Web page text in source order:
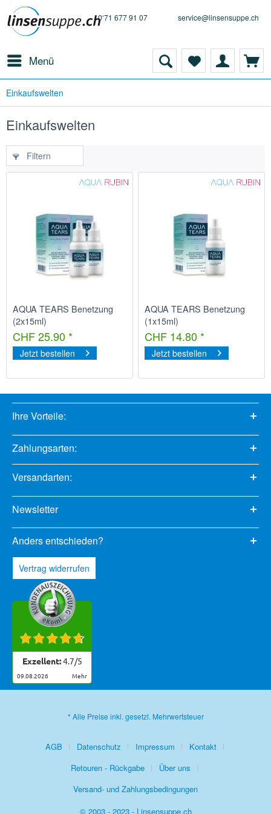
0 71 677 91 07 service@linsensuppe.ch
Menü
Einkaufswelten
Einkaufswelten
Filtern
AQUA TEARS Benetzung
(2x15ml)
CHF 25.90 *
Jetzt bestellen
AQUA TEARS Benetzung
(1x15ml)
CHF 14.80 *
Jetzt bestellen
Ihre Vorteile:
Zahlungsarten:
Versandarten:
Newsletter
Anders entschieden?
Vertrag widerrufen
Exzellent:4.7/5
09.08.2026 mehr
* Alle Preise inkl. gesetzl. Mehrwertsteuer
AGB Datenschutz Impressum
Kontakt
Retouren - Rückgabe
Über uns
Versand- und Zahlungsbedingungen
© 2003 - 2023 - Linsensuppe.ch